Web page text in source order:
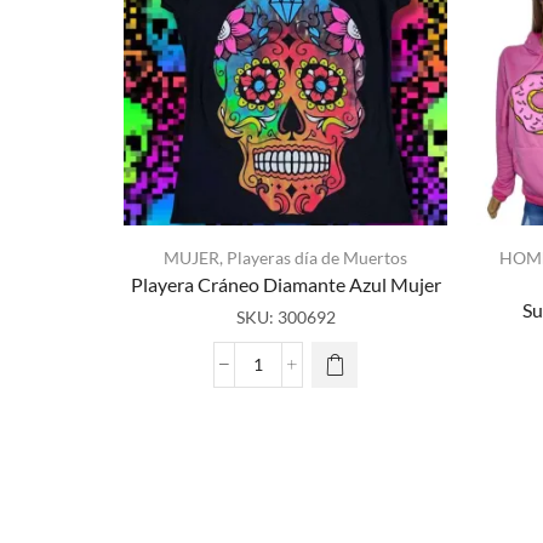
MUJER, Playeras día de Muertos
Playera Cráneo Diamante Azul Mujer
SKU: 300692
Playera